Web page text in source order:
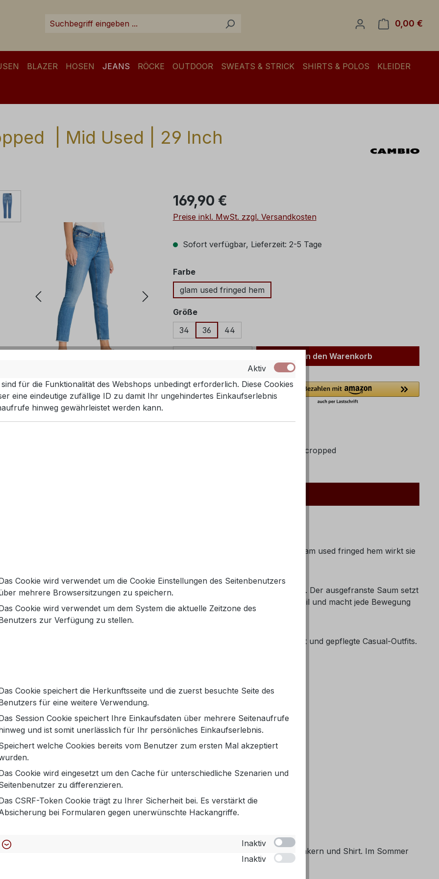
0,00 €
BLAZER HOSEN JEANS RÖCKE OUTDOOR SWEATS & STRICK SHIRTS & POLOS KLEIDER
| Mid Used | 29 Inch
Regulärer Preis:
169,90 €
Preise inkl. MwSt. zzgl. Versandkosten
Sofort verfügbar, Lieferzeit: 2-5 Tage
Farbeauswählen
glam used fringed hem
Größeauswählen
34
36 44
Produkt Anzahl: Gib den gewünschten Wert
In den Warenkorb
9182002723 Piper cropped
schlanke Passform mit entspanntem Denim-Charakter. In der Waschung glam used fringed hem wirkt sie
schön mit Sneakern, Loafern, Sandalen oder Ankle Boots zur Geltung. Der ausgefranste Saum setzt
der elastischen Materialmischung sitzt die Piper angenehm, bleibt formstabil und macht jede Bewegung
Diese Cambio Jeans ist ein unkomplizierter Styling-Partner für Alltag, Freizeit und gepflegte Casual-Outfits.
% Elasthan
Piper cropped mit weißer Bluse, Blazer und Loafern. Lässiger wird sie mit Sneakern und Shirt. Im Sommer
Aktiv
für die Funktionalität des Webshops unbedingt erforderlich. Diese Cookies
eine eindeutige zufällige ID zu damit Ihr ungehindertes Einkaufserlebnis
hinweg gewährleistet werden kann.
Cookie wird verwendet um die Cookie Einstellungen des Seitenbenutzers
mehrere Browsersitzungen zu speichern.
Cookie wird verwendet um dem System die aktuelle Zeitzone des
zur Verfügung zu stellen.
Cookie speichert die Herkunftsseite und die zuerst besuchte Seite des
für eine weitere Verwendung.
Session Cookie speichert Ihre Einkaufsdaten über mehrere Seitenaufrufe
und ist somit unerlässlich für Ihr persönliches Einkaufserlebnis.
welche Cookies bereits vom Benutzer zum ersten Mal akzeptiert
Cookie wird eingesetzt um den Cache für unterschiedliche Szenarien und
zu differenzieren.
CSRF-Token Cookie trägt zu Ihrer Sicherheit bei. Es verstärkt die
bei Formularen gegen unerwünschte Hackangriffe.
Inaktiv
Inaktiv